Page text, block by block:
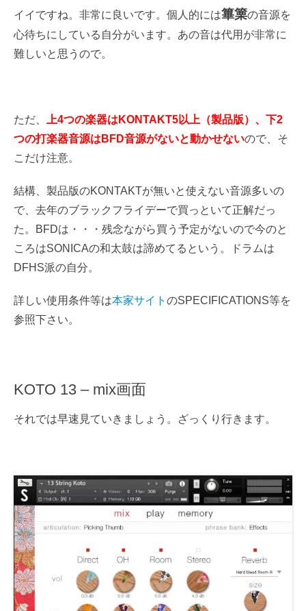
イイですね。非常に良いです。個人的には篳篥の音源を
心待ちにしている自分がいます。あの音は代用が非常に
難しいと思うので。
ただ、
上4つの楽器はKONTAKT5以上（製品版）、下2
つの打楽器音源はBFD音源がないと動かせないので、そ
こだけ注意。
結構、製品版のKONTAKTが無いと使えない音源多いの
で、去年のブラックフライデーで買っといて正解だっ
た。BFDは・・・残念ながら買う予定がないので今のと
ころはSONICAの和太鼓は諦めてるという。ドラムは
DFHS派の自分。
詳しい使用条件等は本家サイト のSPECIFICATIONS等を
参照下さい。
KOTO 13 – mix画面
それでは早速見ていきましょう。ざっくり行きます。